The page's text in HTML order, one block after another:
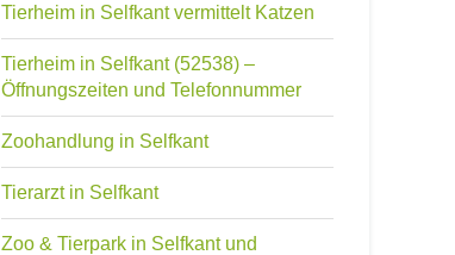
Tierheim in Selfkant vermittelt Katzen
Tierheim in Selfkant (52538) –
Öffnungszeiten und Telefonnummer
Zoohandlung in Selfkant
Tierarzt in Selfkant
Zoo & Tierpark in Selfkant und